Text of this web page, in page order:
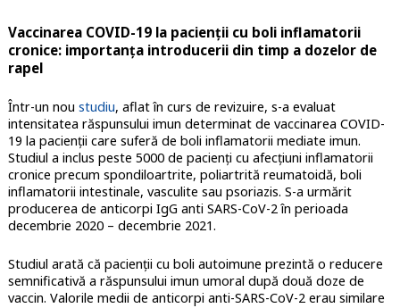
Vaccinarea COVID-19 la pacienții cu boli inflamatorii
cronice: importanța introducerii din timp a dozelor de
rapel
Într-un nou studiu, aflat în curs de revizuire, s-a evaluat
intensitatea răspunsului imun determinat de vaccinarea COVID-
19 la pacienții care suferă de boli inflamatorii mediate imun.
Studiul a inclus peste 5000 de pacienți cu afecțiuni inflamatorii
cronice precum spondiloartrite, poliartrită reumatoidă, boli
inflamatorii intestinale, vasculite sau psoriazis. S-a urmărit
producerea de anticorpi IgG anti SARS-CoV-2 în perioada
decembrie 2020 – decembrie 2021.
Studiul arată că pacienții cu boli autoimune prezintă o reducere
semnificativă a răspunsului imun umoral după două doze de
vaccin. Valorile medii de anticorpi anti-SARS-CoV-2 erau similare